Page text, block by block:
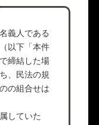
義人である
以下「本件
締結した場
、民法の規
の組合せは
していた